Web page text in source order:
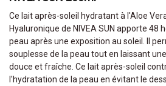
Ce lait après-soleil hydratant à l'Aloe
Hyaluronique de NIVEA SUN apporte 48
peau après une exposition au soleil. Il
souplesse de la peau tout en laissant
douce et fraîche. Ce lait après-soleil
l'hydratation de la peau en évitant le